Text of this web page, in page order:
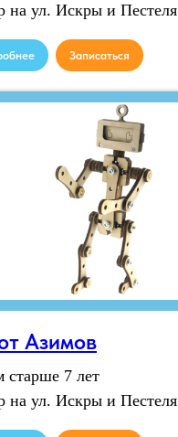
на ул. Искры и Пестеля
Записаться
Азимов
старше 7 лет
на ул. Искры и Пестеля